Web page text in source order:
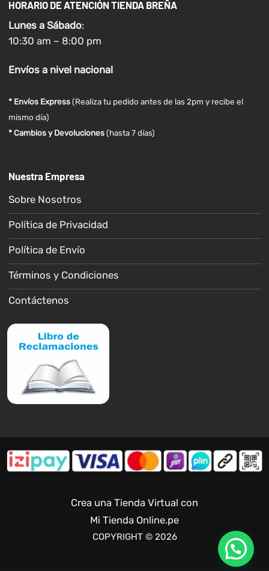
HORARIO DE ATENCIÓN TIENDA BREÑA
Lunes a Sábado:
10:30 am – 8:00 pm
Envíosa nivel nacional
* Envíos Express(Realiza tu pedido antes de las 2pm y recibe el
mismo día)
* Cambios y Devoluciones (hasta 7 días)
Nuestra Empresa
Sobre Nosotros
Política de Privacidad
Política de Envío
Términos y Condiciones
Contáctenos
Crea una Tienda Virtual con
Mi Tienda Online.pe
COPYRIGHT © 2026